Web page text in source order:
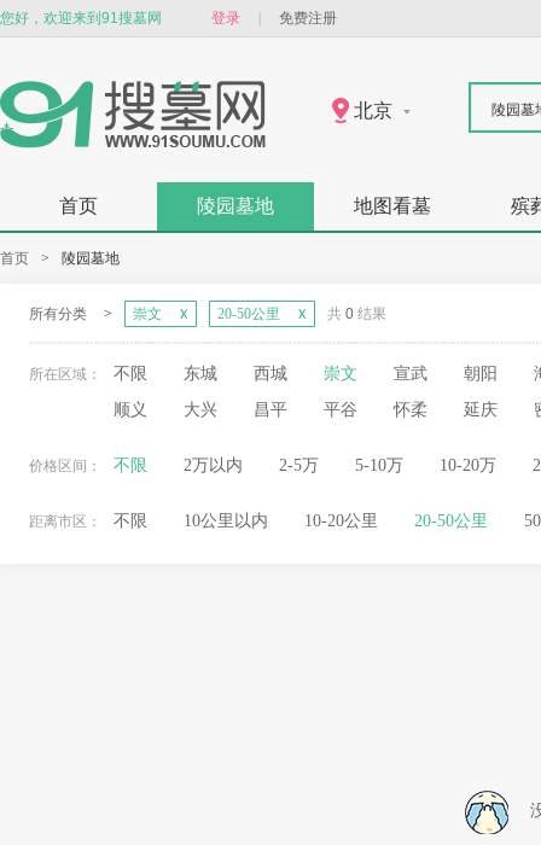
您好，欢迎来到91搜墓网 登录 免费注册
北京 陵园墓
首页 陵园墓地 地图看墓 殡
首页 > 陵园墓地
所有分类 > 崇文 20-50公里 共 0 结果
所在区域： 不限 东城 西城 崇文 宣武 朝阳
顺义
大兴 昌平 平谷 怀柔 延庆
价格区间： 不限 2万以内 2-5万 5-10万 10-20万
距离市区： 不限 10公里以内 10-20公里 20-50公里